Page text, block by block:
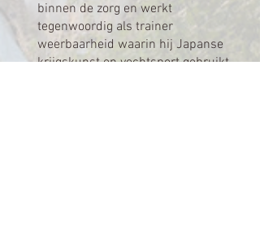
binnen de zorg en werkt
tegenwoordig als trainer
weerbaarheid waarin hij Japanse
krijgskunst en vechtsport gebruikt